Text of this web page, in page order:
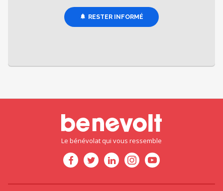
RESTER INFORMÉ
Le bénévolat qui vous ressemble